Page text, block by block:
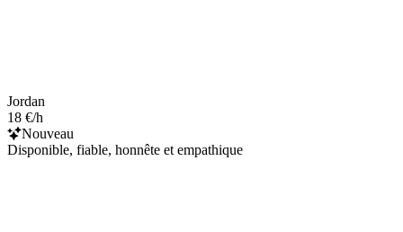
Jordan
18 €/h
Nouveau
Disponible, fiable, honnête et empathique